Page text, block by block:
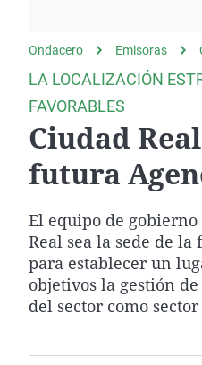
Como el
gato
Ondacero Emisoras
LA LOCALIZACIÓN
FAVORABLES
Ciudad
futura
El equipo de
Real sea la sede de
para establecer un
objetivos la gestión
del sector como